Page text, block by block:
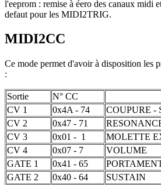
l'eeprom : remise à éero des canaux midi
defaut pour les MIDI2TRIG.
MIDI2CC
Ce mode permet d'avoir à disposition les
:
Sortie
N° CC
CV 1
0x4A - 74
COUPURE -
CV 2
0x47 - 71
CV 3
0x01 - 1
MOLETTE
CV 4
0x07 - 7
VOLUME
GATE 1
0x41 - 65
GATE 2
0x40 - 64
SUSTAIN